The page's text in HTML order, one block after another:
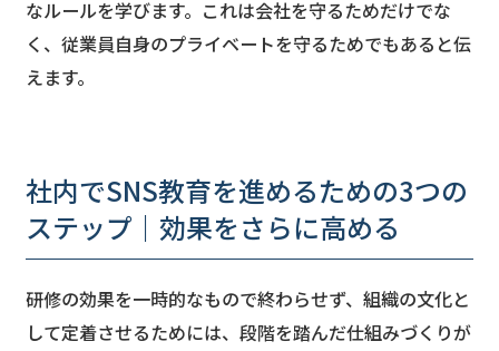
なルールを学びます。これは会社を守るためだけでな
く、従業員自身のプライベートを守るためでもあると伝
えます。
社内でSNS教育を進めるための3つの
ステップ｜効果をさらに高める
研修の効果を一時的なもので終わらせず、組織の文化と
して定着させるためには、段階を踏んだ仕組みづくりが